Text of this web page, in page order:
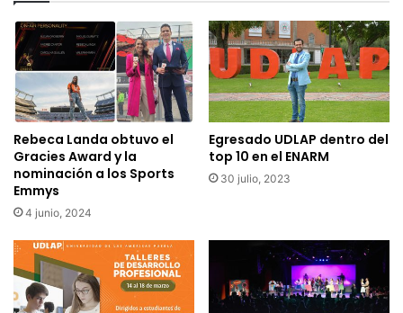
Rebeca Landa obtuvo el
Gracies Award y la
nominación a los Sports
Emmys
4 junio, 2024
Egresado UDLAP dentro del
top 10 en el ENARM
30 julio, 2023